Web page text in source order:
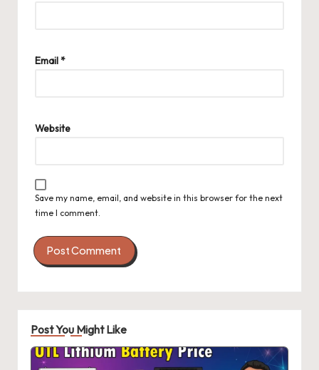
Email*
Website
Save my name, email, and website in this browser for the next
time I comment.
Post You Might Like